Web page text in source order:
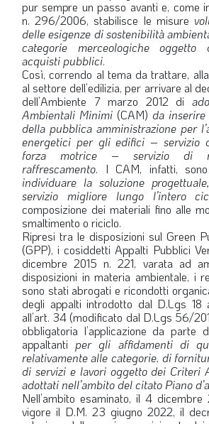
pur sempre un passo avanti e, come
n. 296/2006, stabilisce le misure
delle esigenze di sostenibilità
categorie merceologiche
acquisti pubblici.
Così, correndo al tema da trattare,
al settore dell’edilizia, per arrivare al
dell’Ambiente 7 marzo 2012 di
Ambientali Minimi (CAM) da
della pubblica amministrazione per
energetici per gli edifici – servizio
forza motrice – servizio di
raffrescamento. I CAM, infatti, sono
individuare la soluzione
servizio migliore lungo l’intero
composizione dei materiali fino alle
smaltimento o riciclo.
Ripresi tra le disposizioni sul Green
(GPP), i cosiddetti Appalti Pubblici
dicembre 2015 n. 221, varata ad
disposizioni in materia ambientale, i
sono stati abrogati e ricondotti
degli appalti introdotto dal D.Lgs 18
all’art. 34 (modificato dal D.Lgs 56/
obbligatoria l’applicazione da parte
appaltanti per gli affidamenti di
relativamente alle categorie. di
di servizi e lavori oggetto dei Criteri
adottati nell’ambito del citato Piano
Nell’ambito esaminato, il 4
vigore il D.M. 23 giugno 2022, il